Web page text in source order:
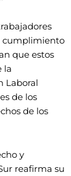
cumplimiento
que estos
la
Laboral
de los
de los
y
reafirma su